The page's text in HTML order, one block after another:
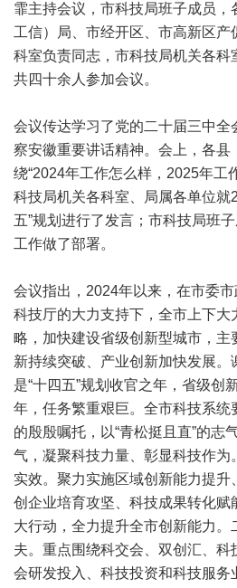
霏主持会议，市科技局班子成员
工信）局、市经开区、市高新区产
科室负责同志，市科技局机关各科
共四十余人参加会议。
会议传达学习了党的二十届三中全
察安徽重要讲话精神。会上，各县
绕“2024年工作怎么样，2025年工
科技局机关各科室、局属各单位就
五”规划进行了发言；市科技局班
工作做了部署。
会议指出，2024年以来，在市委
科技厅的大力支持下，全市上下大
略，加快建设省级创新型城市，主
新持续突破、产业创新加快发展。
是“十四五”规划收官之年，省级创
年，任务繁重艰巨。全市科技系统
的殷殷嘱托，以“青松挺且直”的志
气，凝聚科技力量、彰显科技作为
实效。聚力实施区域创新能力提
创企业培育攻坚、科技成果转化赋
大行动，全力提升全市创新能力。
夫。重点围绕科交会、双创汇、科
会研发投入、科技投资和科技服务